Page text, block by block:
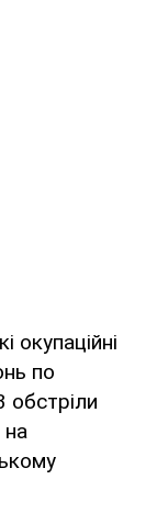
окупаційні
по
обстріли
на